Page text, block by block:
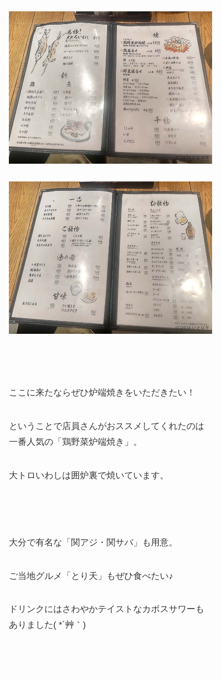
ここに来たならぜひ炉端焼きをいただきたい！
ということで店員さんがおススメしてくれたのは
一番人気の「鶏野菜炉端焼き」。
大トロいわしは囲炉裏で焼いています。
大分で有名な「関アジ・関サバ」も用意。
ご当地グルメ「とり天」もぜひ食べたい♪
ドリンクにはさわやかテイストなカボスサワーも
ありました( *´艸｀)